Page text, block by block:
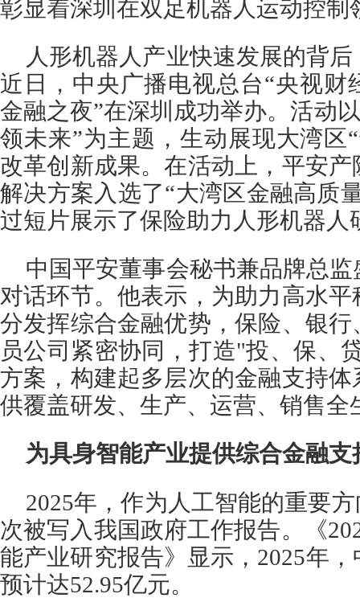
彰显着深圳在双足机器人运动控制
人形机器人产业快速发展的背
近日，中央广播电视总台“央视
金融之夜”在深圳成功举办。活动
领未来”为主题，生动展现大湾区
改革创新成果。在活动上，平安
解决方案入选了“大湾区金融高质
过短片展示了保险助力人形机器人
中国平安董事会秘书兼品牌总
对话环节。他表示，为助力高水
分发挥综合金融优势，保险、银
员公司紧密协同，打造"投、保、
方案，构建起多层次的金融支持
供覆盖研发、生产、运营、销售全
为具身智能产业提供综合金融支
2025年，作为人工智能的重要
次被写入我国政府工作报告。《
能产业研究报告》显示，2025年
预计达52.95亿元。